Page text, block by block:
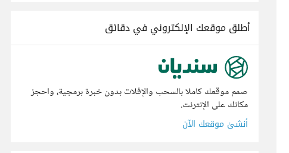
أطلق موقعك الإلكتروني في دقائق
صمم موقعك كاملا بالسحب والإفلات بدون خبرة برمجية، واحجز
مكانك على الإنترنت.
أنشئ موقعك الآن